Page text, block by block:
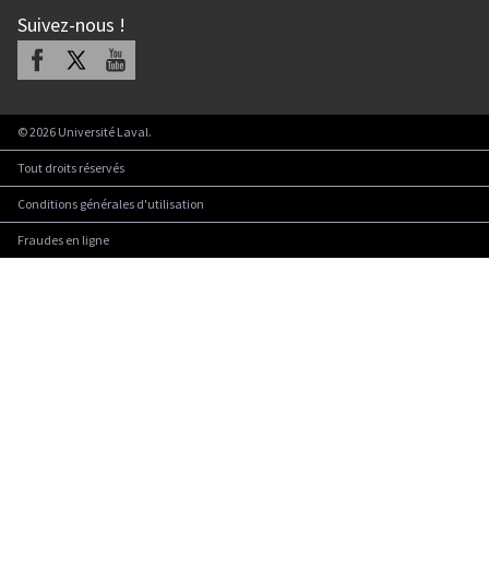
Suivez-nous !
Facebook Youtube
©2026 Université Laval.
Tout droits réservés
Conditions générales d'utilisation
Fraudes en ligne